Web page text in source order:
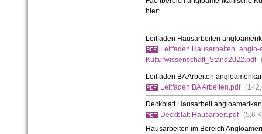
hier:
Leitfaden Hausarbeiten
Leitfaden Hausarbeiten_anglo-
Kulturwissenschaft_Stand2022.pdf
Leitfaden BA Arbeiten
Leitfaden BA Arbeiten.pdf
Deckblatt Hausarbeit
Deckblatt Hausarbeit.pdf (5,6
Hausarbeiten im Bereich